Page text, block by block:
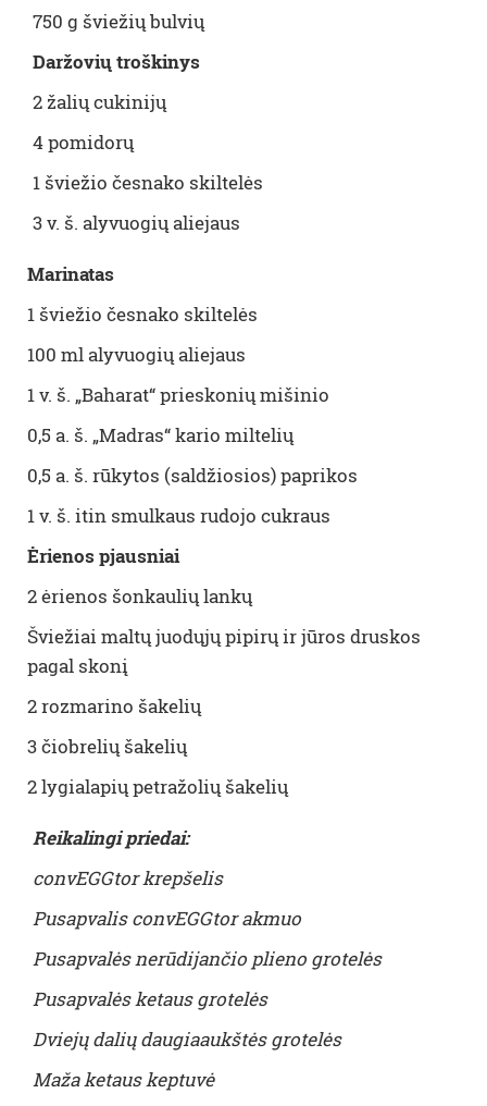
750 g šviežių bulvių
Daržovių troškinys
2 žalių cukinijų
4 pomidorų
1 šviežio česnako skiltelės
3 v. š. alyvuogių aliejaus
Marinatas
1 šviežio česnako skiltelės
100 ml alyvuogių aliejaus
1 v. š. „Baharat“ prieskonių mišinio
0,5 a. š. „Madras“ kario miltelių
0,5 a. š. rūkytos (saldžiosios) paprikos
1 v. š. itin smulkaus rudojo cukraus
Ėrienos pjausniai
2 ėrienos šonkaulių lankų
Šviežiai maltų juodųjų pipirų ir jūros druskos
pagal skonį
2 rozmarino šakelių
3 čiobrelių šakelių
2 lygialapių petražolių šakelių
Reikalingi priedai:
convEGGtor krepšelis
Pusapvalis convEGGtor akmuo
Pusapvalės nerūdijančio plieno grotelės
Pusapvalės ketaus grotelės
Dviejų dalių daugiaaukštės grotelės
Maža ketaus keptuvė